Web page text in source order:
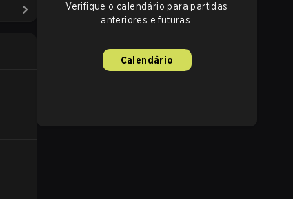
Verifique o calendário para partidas
anteriores e futuras.
Calendário